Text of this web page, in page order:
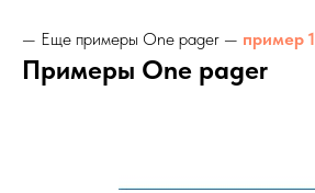
— Еще примеры One pager — пример 1
Примеры One pager